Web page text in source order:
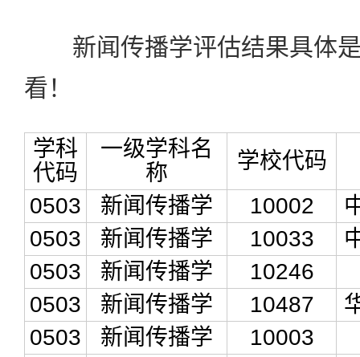
新闻传播学评估结果具体是
看！
学科
代码
一级学科名
称
学校代码
0503
新闻传播学 10002
0503
新闻传播学 10033
0503
新闻传播学
10246
0503
新闻传播学 10487
0503
新闻传播学
10003